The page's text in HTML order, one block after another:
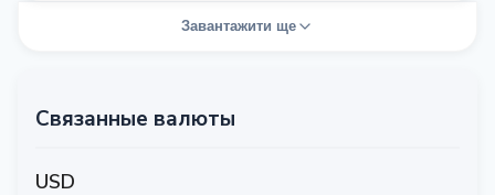
Завантажити ще
Связанные валюты
USD